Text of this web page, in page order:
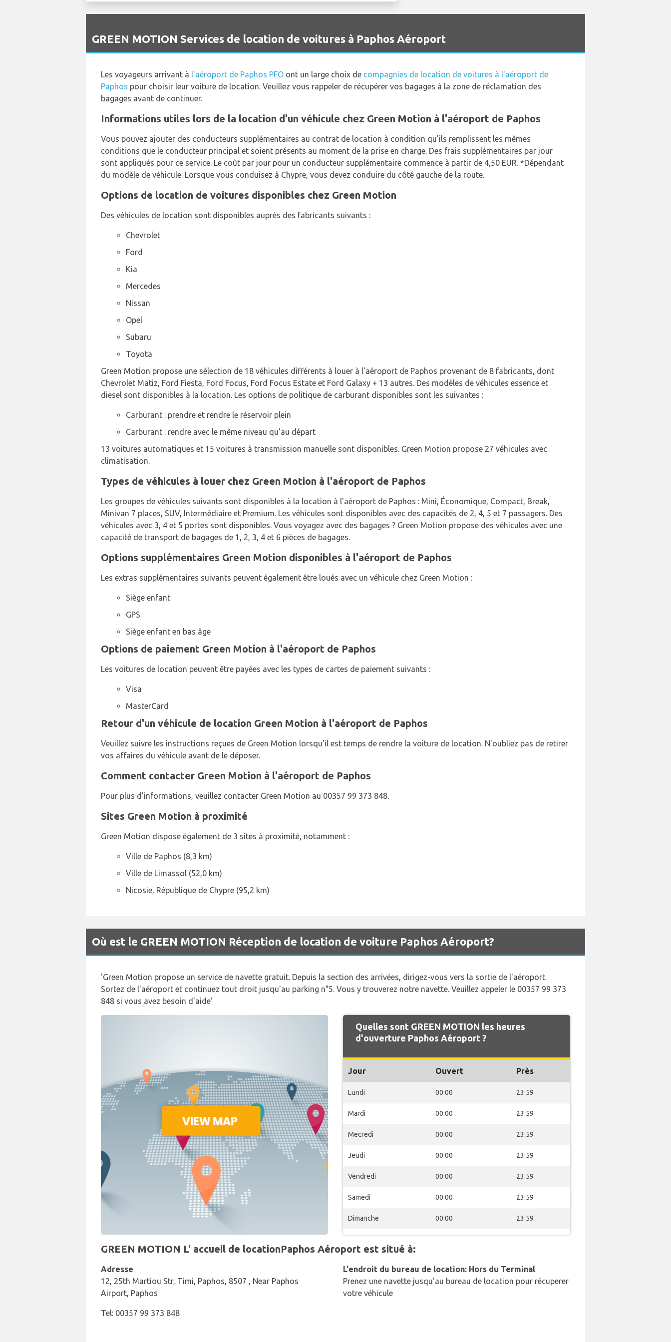
GREEN MOTION Services de location de voitures à Paphos Aéroport
Les voyageurs arrivant à l'aéroport de Paphos PFO ont un large choix de compagnies de location de voitures à l'aéroport de
Paphos pour choisir leur voiture de location. Veuillez vous rappeler de récupérer vos bagages à la zone de réclamation des
bagages avant de continuer.
Informations utiles lors de la location d'un véhicule chez Green Motion à l'aéroport de Paphos
Vous pouvez ajouter des conducteurs supplémentaires au contrat de location à condition qu'ils remplissent les mêmes
conditions que le conducteur principal et soient présents au moment de la prise en charge. Des frais supplémentaires par jour
sont appliqués pour ce service. Le coût par jour pour un conducteur supplémentaire commence à partir de 4,50 EUR. *Dépendant
du modèle de véhicule. Lorsque vous conduisez à Chypre, vous devez conduire du côté gauche de la route.
Options de location de voitures disponibles chez Green Motion
Des véhicules de location sont disponibles auprès des fabricants suivants :
Chevrolet
Ford
Kia
Mercedes
Nissan
Opel
Subaru
Toyota
Green Motion propose une sélection de 18 véhicules différents à louer à l'aéroport de Paphos provenant de 8 fabricants, dont
Chevrolet Matiz, Ford Fiesta, Ford Focus, Ford Focus Estate et Ford Galaxy + 13 autres. Des modèles de véhicules essence et
diesel sont disponibles à la location. Les options de politique de carburant disponibles sont les suivantes :
Carburant : prendre et rendre le réservoir plein
Carburant : rendre avec le même niveau qu'au départ
13 voitures automatiques et 15 voitures à transmission manuelle sont disponibles. Green Motion propose 27 véhicules avec
climatisation.
Types de véhicules à louer chez Green Motion à l'aéroport de Paphos
Les groupes de véhicules suivants sont disponibles à la location à l'aéroport de Paphos : Mini, Économique, Compact, Break,
Minivan 7 places, SUV, Intermédiaire et Premium. Les véhicules sont disponibles avec des capacités de 2, 4, 5 et 7 passagers. Des
véhicules avec 3, 4 et 5 portes sont disponibles. Vous voyagez avec des bagages ? Green Motion propose des véhicules avec une
capacité de transport de bagages de 1, 2, 3, 4 et 6 pièces de bagages.
Options supplémentaires Green Motion disponibles à l'aéroport de Paphos
Les extras supplémentaires suivants peuvent également être loués avec un véhicule chez Green Motion :
Siège enfant
GPS
Siège enfant en bas âge
Options de paiement Green Motion à l'aéroport de Paphos
Les voitures de location peuvent être payées avec les types de cartes de paiement suivants :
Visa
MasterCard
Retour d'un véhicule de location Green Motion à l'aéroport de Paphos
Veuillez suivre les instructions reçues de Green Motion lorsqu'il est temps de rendre la voiture de location. N'oubliez pas de retirer
vos affaires du véhicule avant de le déposer.
Comment contacter Green Motion à l'aéroport de Paphos
Pour plus d'informations, veuillez contacter Green Motion au 00357 99 373 848.
Sites Green Motion à proximité
Green Motion dispose également de 3 sites à proximité, notamment :
Ville de Paphos (8,3 km)
Ville de Limassol (52,0 km)
Nicosie, République de Chypre (95,2 km)
Où est le GREEN MOTION Réception de location de voiture Paphos Aéroport?
'Green Motion propose un service de navette gratuit. Depuis la section des arrivées, dirigez-vous vers la sortie de l'aéroport.
Sortez de l'aéroport et continuez tout droit jusqu'au parking n°5. Vous y trouverez notre navette. Veuillez appeler le 00357 99 373
848 si vous avez besoin d'aide'
Quelles sont GREEN MOTION les heures
d'ouverture Paphos Aéroport ?
Jour Ouvert Près
Lundi 00:00 23:59
Mardi 00:00 23:59
Mecredi 00:00 23:59
Jeudi 00:00 23:59
Vendredi 00:00 23:59
Samedi 00:00 23:59
Dimanche 00:00 23:59
GREEN MOTION L' accueil de locationPaphos Aéroport est situé à:
Adresse
12, 25th Martiou Str, Timi, Paphos, 8507 , Near Paphos
Airport, Paphos
Tel: 00357 99 373 848
L'endroit du bureau de location: Hors du Terminal
Prenez une navette jusqu'au bureau de location pour récuperer
votre véhicule